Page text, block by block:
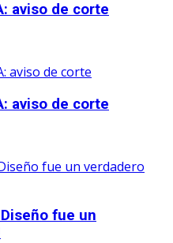
aviso de corte
aviso de corte
fue un